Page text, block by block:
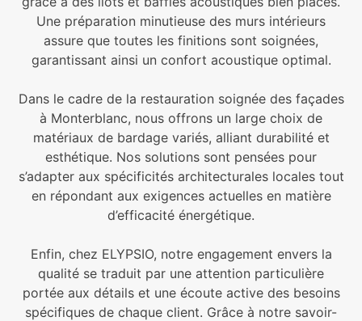
Une préparation minutieuse des murs intérieurs
assure que toutes les finitions sont soignées,
garantissant ainsi un confort acoustique optimal.
Dans le cadre de la restauration soignée des façades
à Monterblanc, nous offrons un large choix de
matériaux de bardage variés, alliant durabilité et
esthétique. Nos solutions sont pensées pour
s’adapter aux spécificités architecturales locales tout
en répondant aux exigences actuelles en matière
d’efficacité énergétique.
Enfin, chez ELYPSIO, notre engagement envers la
qualité se traduit par une attention particulière
portée aux détails et une écoute active des besoins
spécifiques de chaque client. Grâce à notre savoir-